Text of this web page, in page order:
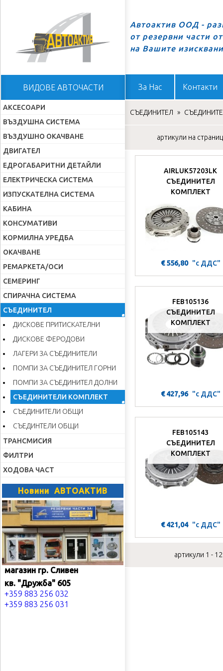
Начало
ВИДОВЕ АВТОЧАСТИ
Автоактив ООД -
от резервни части
на Вашите
За Нас Контакти
АКСЕСОАРИ
ВЪЗДУШНА СИСТЕМА
ВЪЗДУШНО ОКАЧВАНЕ
ДВИГАТЕЛ
ЕДРОГАБАРИТНИ ДЕТАЙЛИ
ЕЛЕКТРИЧЕСКА СИСТЕМА
ИЗПУСКАТЕЛНА СИСТЕМА
КАБИНА
КОНСУМАТИВИ
КОРМИЛНА УРЕДБА
ОКАЧВАНЕ
РЕМАРКЕТА/ОСИ
СЕМЕРИНГ
СПИРАЧНА СИСТЕМА
СЪЕДИНИТЕЛ
ДИСКОВЕ ПРИТИСКАТЕЛНИ
ДИСКОВЕ ФЕРОДОВИ
ЛАГЕРИ ЗА СЪЕДИНИТЕЛИ
ПОМПИ ЗА СЪЕДИНИТЕЛ ГОРНИ
ПОМПИ ЗА СЪЕДИНИТЕЛ ДОЛНИ
СЪЕДИНИТЕЛИ КОМПЛЕКТ
СЪЕДИНИТЕЛИ ОБЩИ
СЪЕДИНТЕЛИ ОБЩИ
ТРАНСМИСИЯ
ФИЛТРИ
ХОДОВА ЧАСТ
Новини АВТОАКТИВ
магазин гр. Сливен
кв. "Дружба" 605
+359 883 256 032
+359 883 256 031
СЪЕДИНИТЕЛ »
артикули на
AIRLUK57203LK
СЪЕДИНИТЕЛ
КОМПЛЕКТ
€ 556,80 "с ДДС"
FEB105136
СЪЕДИНИТЕЛ
КОМПЛЕКТ
€ 427,96 "с ДДС"
FEB105143
СЪЕДИНИТЕЛ
КОМПЛЕКТ
€ 421,04 "с ДДС"
артикули 1 -